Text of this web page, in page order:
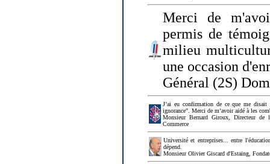
Merci de
permis de
milieu
une occasion
Général (2S)
J’ai eu confirmation de ce que me disait
ignorance". Merci de m’avoir aidé à les
Monsieur Bernard Giroux, Directeur de
Commerce
Université et entreprises... entre
dépend.
Monsieur Olivier Giscard d'Estaing,